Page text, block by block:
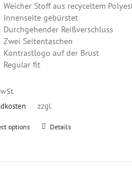
Weicher Stoff aus recyceltem
Innenseite gebürstet
Durchgehender Reißverschluss
Zwei Seitentaschen
Kontrastlogo auf der Brust
Regular fit
zzgl.
options
Dieses
Details